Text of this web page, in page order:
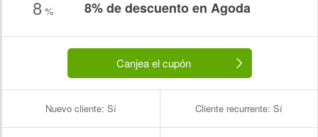
8% 8% de descuento en Agoda
Canjea el cupón
Nuevo cliente: Sí Cliente recurrente: Sí